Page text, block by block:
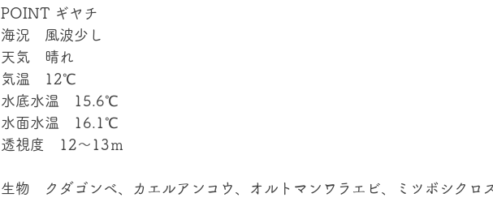
POINT ギヤチ
海況　風波少し
天気　晴れ
気温　12℃
水底水温　15.6℃
水面水温　16.1℃
透視度　12～13ｍ
生物　クダゴンベ、カエルアンコウ、オルトマンワラエビ、ミツボシクロ